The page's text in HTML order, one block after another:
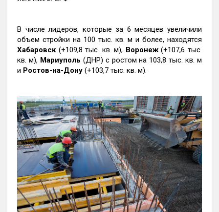
В числе лидеров, которые за 6 месяцев увеличили
объем стройки на 100 тыс. кв. м и более, находятся
Хабаровск (+109,8 тыс. кв. м), Воронеж(+107,6 тыс.
кв. м), Мариуполь (ДНР) с ростом на 103,8 тыс. кв. м
и Ростов-на-Дону (+103,7 тыс. кв. м).